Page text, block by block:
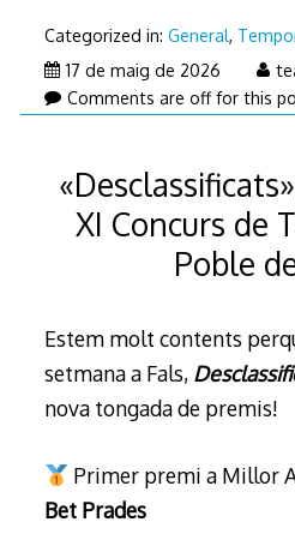
Categorized in: General,
17 de maig de 20264
de
2026
Comments are off for this
XI Concurs de
Poble
Estem molt contents
setmana a Fals,
nova tongada de premis!
Primer premi a Millor
Bet Prades